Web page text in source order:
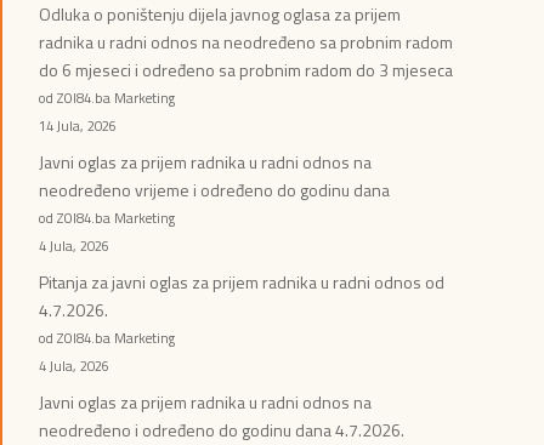
Odluka o poništenju dijela javnog oglasa za prijem
radnika u radni odnos na neodređeno sa probnim radom
do 6 mjeseci i određeno sa probnim radom do 3 mjeseca
od ZOI84.ba Marketing
14 Jula, 2026
Javni oglas za prijem radnika u radni odnos na
neodređeno vrijeme i određeno do godinu dana
od ZOI84.ba Marketing
4 Jula, 2026
Pitanja za javni oglas za prijem radnika u radni odnos od
4.7.2026.
od ZOI84.ba Marketing
4 Jula, 2026
Javni oglas za prijem radnika u radni odnos na
neodređeno i određeno do godinu dana 4.7.2026.